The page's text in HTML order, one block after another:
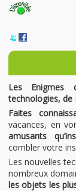
Les
technologies, de
Faites
vacances, en
amusants
combler votre
Les nouvelles
nombreux
les objets les